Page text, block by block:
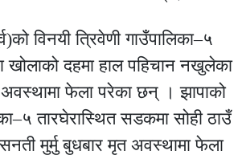
विनयी त्रिवेणी गाउँपालिका–५
दहमा हाल पहिचान नखुलेका
फेला परेका छन् । झापाको
तारघेरास्थित सडकमा सोही ठाउँ
मुर्मु बुधबार मृत अवस्थामा फेला